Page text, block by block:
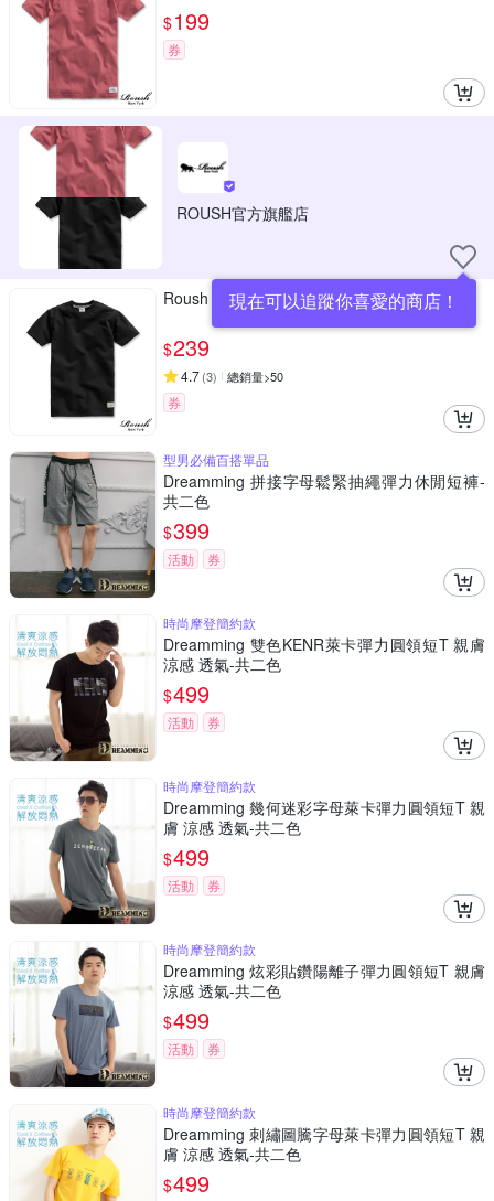
$199
券
ROUSH官方旗艦店
現在可以追蹤你喜愛的商店！
Roush 高磅數厚棉素面圓領短TEE(2511099)
$239
4.7(3) 總銷量>50
券
型男必備百搭單品
Dreamming 拼接字母鬆緊抽繩彈力休閒短褲-
共二色
$399
活動 券
時尚摩登簡約款
Dreamming 雙色KENR萊卡彈力圓領短T 親膚
涼感 透氣-共二色
$499
活動 券
時尚摩登簡約款
Dreamming 幾何迷彩字母萊卡彈力圓領短T 親
膚 涼感 透氣-共二色
$499
活動 券
時尚摩登簡約款
Dreamming 炫彩貼鑽陽離子彈力圓領短T 親膚
涼感 透氣-共二色
$499
活動 券
時尚摩登簡約款
Dreamming 刺繡圖騰字母萊卡彈力圓領短T 親
膚 涼感 透氣-共二色
$499